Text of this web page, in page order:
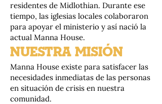
residentes de Midlothian. Durante ese
tiempo, las iglesias locales colaboraron
para apoyar el ministerio y así nació la
actual Manna House.
NUESTRA MISIÓN
Manna House existe para satisfacer las
necesidades inmediatas de las personas
en situación de crisis en nuestra
comunidad.